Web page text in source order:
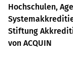
Hochschulen,
Stiftung
von ACQUIN